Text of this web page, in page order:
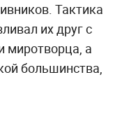
Тактика
их друг с
миротворца, а
большинства,